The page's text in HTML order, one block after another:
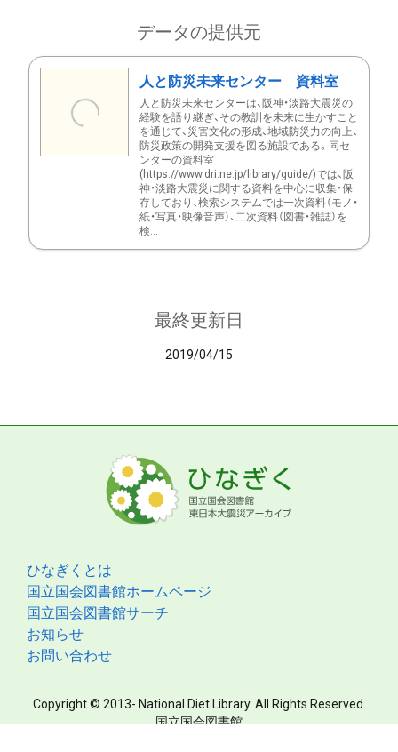
データの提供元
人と防災未来センター 資料室
人と防災未来センターは、阪神・淡路大震災の
経験を語り継ぎ、その教訓を未来に生かすこと
を通じて、災害文化の形成、地域防災力の向上、
防災政策の開発支援を図る施設である。同セ
ンターの資料室
(https://www.dri.ne.jp/library/guide/)では、阪
神・淡路大震災に関する資料を中心に収集・保
存しており、検索システムでは一次資料（モノ・
紙・写真・映像音声）、二次資料（図書・雑誌）を
検...
最終更新日
2019/04/15
ひなぎくとは
国立国会図書館ホームページ
国立国会図書館サーチ
お知らせ
お問い合わせ
Copyright © 2013- National Diet Library. All Rights Reserved.